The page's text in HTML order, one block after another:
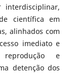
científica em
alinhados com
imediato e
e
detenção dos